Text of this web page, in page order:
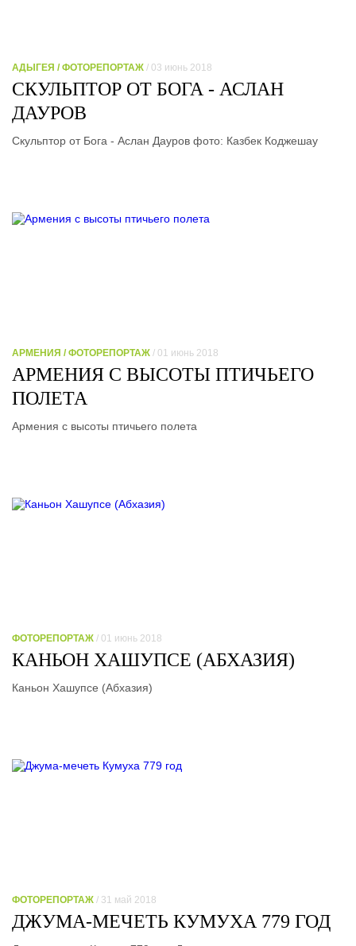
АДЫГЕЯ / ФОТОРЕПОРТАЖ / 03 июнь 2018
СКУЛЬПТОР ОТ БОГА - АСЛАН
ДАУРОВ
Скульптор от Бога - Аслан Дауров фото: Казбек Коджешау
АРМЕНИЯ / ФОТОРЕПОРТАЖ / 01 июнь 2018
АРМЕНИЯ С ВЫСОТЫ ПТИЧЬЕГО
ПОЛЕТА
Армения с высоты птичьего полета
ФОТОРЕПОРТАЖ / 01 июнь 2018
КАНЬОН ХАШУПСЕ (АБХАЗИЯ)
Каньон Хашупсе (Абхазия)
ФОТОРЕПОРТАЖ / 31 май 2018
ДЖУМА-МЕЧЕТЬ КУМУХА 779 ГОД